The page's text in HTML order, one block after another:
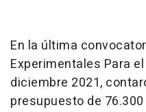
En la última
Experimentales Para
diciembre 2021,
presupuesto de